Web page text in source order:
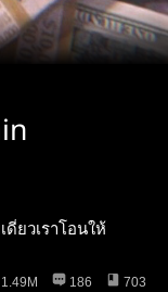
ดี๋ยวเราโอนให้
1.49M 186 703